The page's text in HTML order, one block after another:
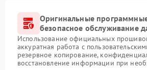
Оригинальные
безопасное обслуживание
Использование официальных
аккуратная работа с
резервное копирование,
восстановление информации при